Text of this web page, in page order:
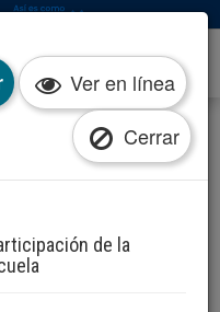
Ver en línea
Cerrar
de la